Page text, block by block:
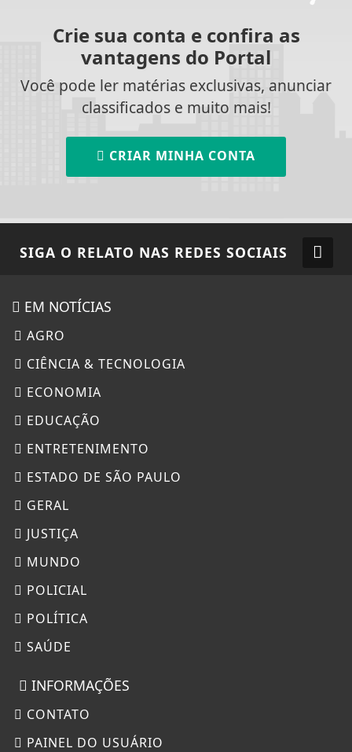
Crie sua conta e confira as
vantagens do Portal
Você pode ler matérias exclusivas, anunciar
classificados e muito mais!
CRIAR MINHA CONTA
SIGA O RELATO NAS REDES SOCIAIS
EM NOTÍCIAS
AGRO
CIÊNCIA & TECNOLOGIA
ECONOMIA
EDUCAÇÃO
ENTRETENIMENTO
ESTADO DE SÃO PAULO
GERAL
JUSTIÇA
MUNDO
POLICIAL
POLÍTICA
SAÚDE
INFORMAÇÕES
CONTATO
PAINEL DO USUÁRIO